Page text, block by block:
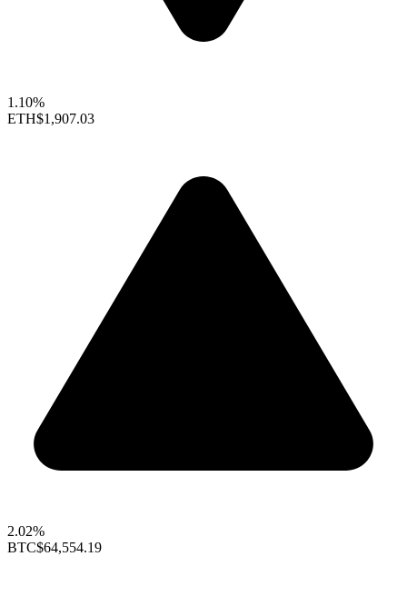
1.10%
ETH$1,907.03
2.02%
BTC$64,554.19